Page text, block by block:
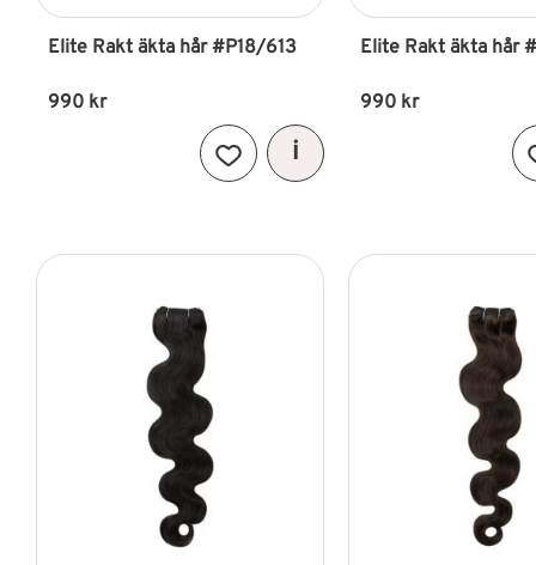
Elite Rakt äkta hår #P18/613
990 kr
Lägg till i favoriter
Elite Rakt äkta hår
990kr